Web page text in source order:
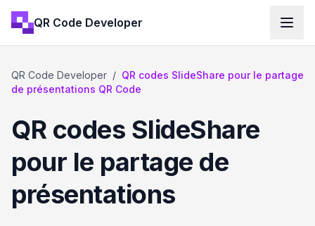
QR Code Developer
QR Code Developer / QR codes SlideShare pour le partage
de présentations QR Code
QR codes SlideShare
pour le partage de
présentations